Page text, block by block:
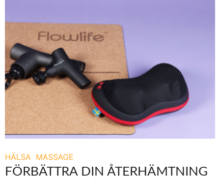
HÄLSA MASSAGE
FÖRBÄTTRA DIN ÅTERHÄMTNING